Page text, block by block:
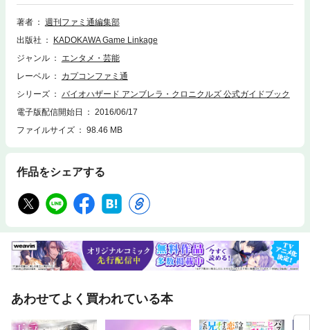
た。そのほか、ゲームシステムや武器の扱い方、敵の倒し方といったプレ
イの基本についても、しっかりと解説しており、初心者やコアなファンは
ーにとり、ゲームをとことん楽しむためになくてはならない一冊です。
著者
週刊ファミ通編集部
出版社
KADOKAWA Game Linkage
ジャンル
エンタメ・芸能
レーベル
カプコンファミ通
シリーズ
バイオハザード アンブレラ・クロニクルズ 公式ガイドブック
電子版配信開始日
2016/06/17
ファイルサイズ
98.46 MB
作品をシェアする
あわせてよく買われている本